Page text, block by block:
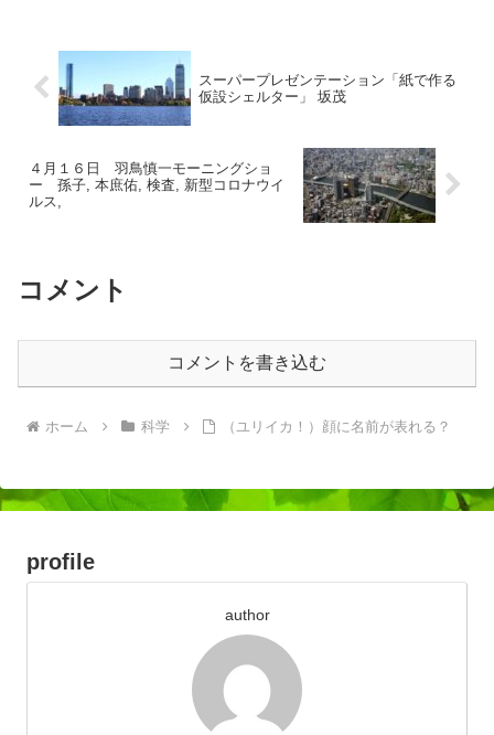
スーパープレゼンテーション「紙で作る
仮設シェルター」 坂茂
４月１６日 羽鳥慎一モーニングショ
ー 孫子, 本庶佑, 検査, 新型コロナウイ
ルス,
コメント
コメントを書き込む
ホーム 科学 （ユリイカ！）顔に名前が表れる？
profile
author